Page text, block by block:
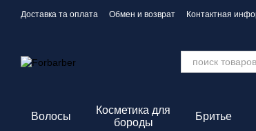
Перейти к основному контенту
Доставка та оплата Обмен и возврат Контактная
Волосы
Косметика для
бороды
Бритье